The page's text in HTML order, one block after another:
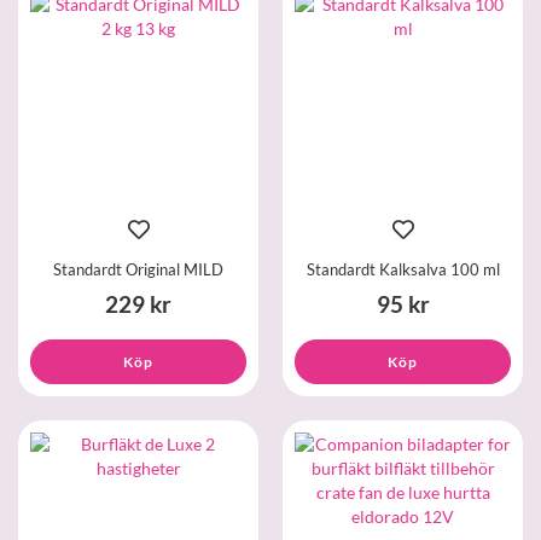
Standardt Original MILD
229 kr
Köp
Standardt Kalksalva 100 ml
95 kr
Köp